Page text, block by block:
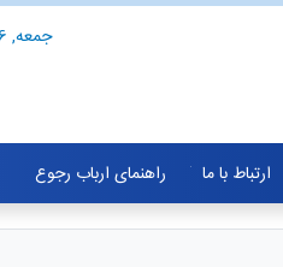
جمعه, 16 مرداد 1405
ارتباط با ما راهنمای ارباب رجوع